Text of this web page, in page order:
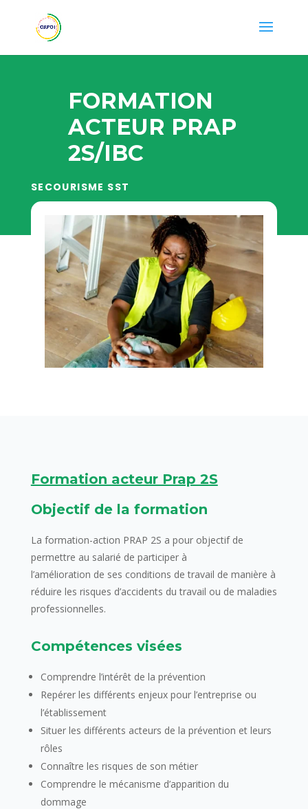
FORMATION
ACTEUR PRAP
2S/IBC
SECOURISME SST
Formation acteur Prap 2S
Objectif de la formation
La formation-action PRAP 2S a pour objectif de
permettre au salarié de participer à
l’amélioration de ses conditions de travail de manière à
réduire les risques d’accidents du travail ou de maladies
professionnelles.
Compétences visées
Comprendre l’intérêt de la prévention
Repérer les différents enjeux pour l’entreprise ou
l’établissement
Situer les différents acteurs de la prévention et leurs
rôles
Connaître les risques de son métier
Comprendre le mécanisme d’apparition du
dommage